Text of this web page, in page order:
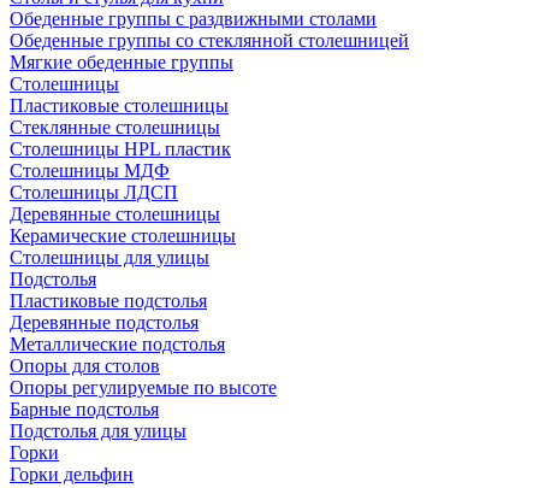
Обеденные группы с раздвижными столами
Обеденные группы со стеклянной столешницей
Мягкие обеденные группы
Столешницы
Пластиковые столешницы
Стеклянные столешницы
Столешницы HPL пластик
Столешницы МДФ
Столешницы ЛДСП
Деревянные столешницы
Керамические столешницы
Столешницы для улицы
Подстолья
Пластиковые подстолья
Деревянные подстолья
Металлические подстолья
Опоры для столов
Опоры регулируемые по высоте
Барные подстолья
Подстолья для улицы
Горки
Горки дельфин